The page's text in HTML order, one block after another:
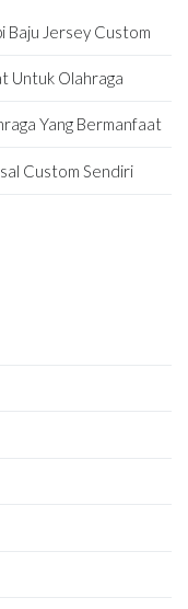
Baju Jersey Custom
Untuk Olahraga
Yang Bermanfaat
Custom Sendiri